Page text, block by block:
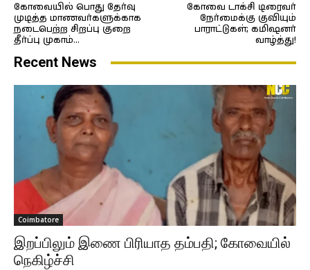
கோவையில் பொது தேர்வு
முடித்த மாணவர்களுக்காக
நடைபெற்ற சிறப்பு குறை
தீர்ப்பு முகாம்…
கோவை டாக்சி டிரைவர்
நேர்மைக்கு குவியும்
பாராட்டுகள்; கமிஷனர்
வாழ்த்து!
Recent News
Coimbatore
இறப்பிலும் இணை பிரியாத தம்பதி; கோவையில்
நெகிழ்ச்சி